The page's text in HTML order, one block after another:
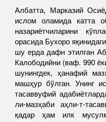
Албатта, Марказий
ислом оламида катта
назариётчиларини
орасида Бухоро
шу ерда дафн этилган
Калободийни (ваф. 990
шунингдек, ҳанафий
машҳур бўлган. Унинг
тасаввуфий
ли-мазҳаби аҳли-т-
қадар ҳам илк